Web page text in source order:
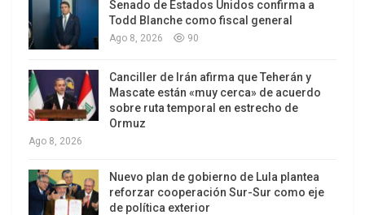
Senado de Estados Unidos confirma a
Todd Blanche como fiscal general
Ago 8, 2026 90
Canciller de Irán afirma que Teherán y
Mascate están «muy cerca» de acuerdo
sobre ruta temporal en estrecho de
Ormuz
Ago 8, 2026
Nuevo plan de gobierno de Lula plantea
reforzar cooperación Sur-Sur como eje
de política exterior